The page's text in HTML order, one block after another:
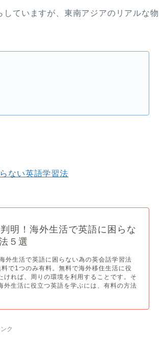
ていますが、東南アジアのリアルな物
ない英語学習法
明！海外生活で英語に困らな
５選
外生活で英語に困らない為の英会話学習法
で1つのみ有料。無料で海外移住生活に役
ければ、周りの環境を利用することです。そ
外生活に役立つ英語を学ぶには、有料の方法
ク